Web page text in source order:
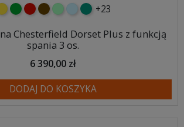
zielonyczerwony
czekoladowy
miętowybłękitny
turkusowy
+23
Chesterfield Dorset Plus z funkcją
spania 3 os.
6 390,00 zł
DODAJ DO KOSZYKA